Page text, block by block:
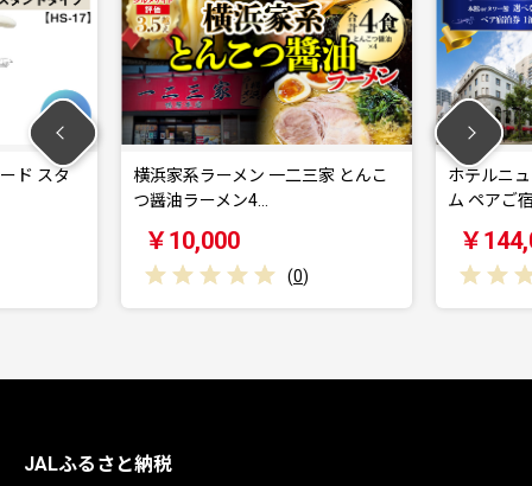
スタ
横浜家系ラーメン 一二三家 とんこ
つ醤油ラーメン4…
￥10,000
( )
ホテルニュ
ム ペアご宿
￥
JALふるさと納税